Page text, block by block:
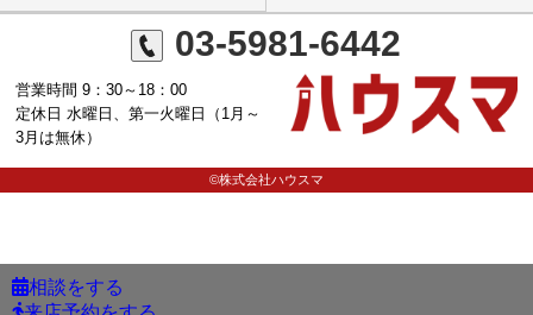
相談をする
03-5981-6442
営業時間 9：30～18：00
定休日 水曜日、第一火曜日（1月～
3月は無休）
©株式会社ハウスマ